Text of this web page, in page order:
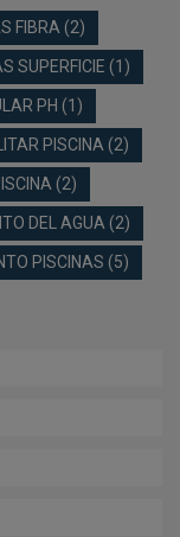
FIBRA (2)
SUPERFICIE (1)
PH (1)
PISCINA (2)
(2)
DEL AGUA (2)
PISCINAS (5)